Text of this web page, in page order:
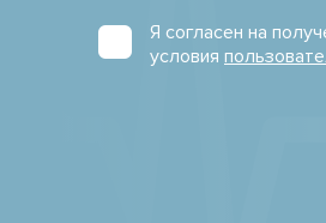
Я согласен на
условия